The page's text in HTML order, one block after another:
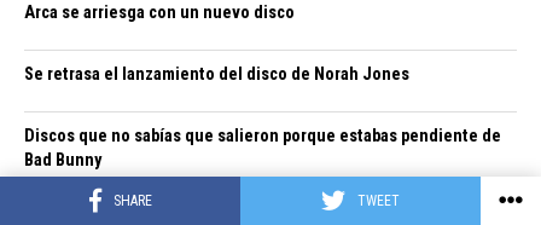
SHARE TWEET
Arca se arriesga con un nuevo disco
Se retrasa el lanzamiento del disco de Norah Jones
Discos que no sabías que salieron porque estabas pendiente de
Bad Bunny